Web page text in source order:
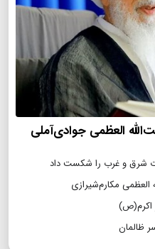
العظمی جوادی‌آملی
شرق و غرب را شکست داد
العظمی مکارم‌شیرازی
اکرم(ص)
ظالمان